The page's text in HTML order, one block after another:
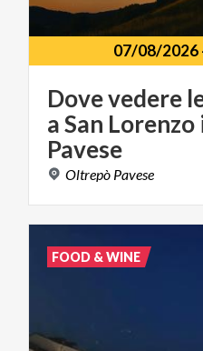
07/08/2026
Dove vedere
a San
Pavese
Oltrepò Pavese
FOOD & WINE